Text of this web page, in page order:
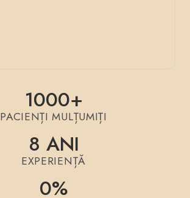
1000+
PACIENȚI MULȚUMIȚI
8 ANI
EXPERIENȚĂ
0%